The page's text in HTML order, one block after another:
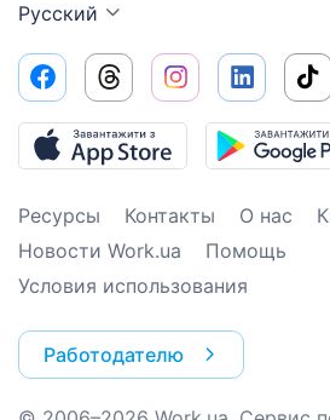
Русский
Ресурсы Контакты О нас
Новости Work.ua
Помощь
Условия использования
Работодателю